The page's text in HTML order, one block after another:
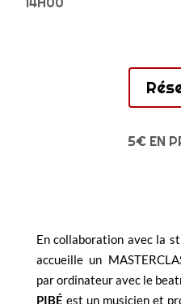
5€ EN
En collaboration avec la
accueille un
par ordinateur avec le
PIBÉ est un musicien et